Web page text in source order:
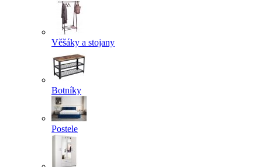
Věšáky a stojany
Botníky
Postele